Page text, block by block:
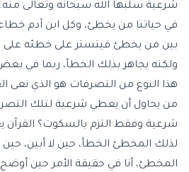
شرعية سلبها الله سبحانه وتعالى
في حياتنا من يخطئ، وكل ابن آدم
بين من يخطئ فيتستر على خطئه على
ولكنه يجاهر بذلك الخطأ، ربما في بعض
هذا النوع من التصرفات هو الذي نعى
من يحاول أن يعطي شرعية لتلك
شرعية وفقط التزم بالسكوت؟ القرآن
لذلك المخطئ الخطأ، حين لا أبين، حين
المخطئ، أنا في حقيقة الأمر حين أوضح